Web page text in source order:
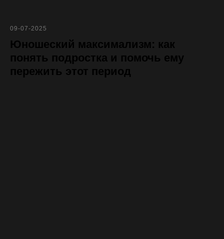
09-07-2025
Юношеский максимализм: как
понять подростка и помочь ему
пережить этот период